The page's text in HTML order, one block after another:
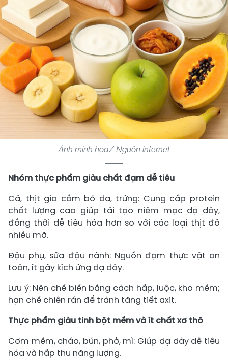
Ảnh minh họa/ Nguồn internet
Nhóm thực phẩm giàu chất đạm dễ tiêu
Cá, thịt gia cầm bỏ da, trứng: Cung cấp protein
chất lượng cao giúp tái tạo niêm mạc dạ dày,
đồng thời dễ tiêu hóa hơn so với các loại thịt đỏ
nhiều mỡ.
Đậu phụ, sữa đậu nành: Nguồn đạm thực vật an
toàn, ít gây kích ứng dạ dày.
Lưu ý: Nên chế biến bằng cách hấp, luộc, kho mềm;
hạn chế chiên rán để tránh tăng tiết axit.
Thực phẩm giàu tinh bột mềm và ít chất xơ thô
Cơm mềm, cháo, bún, phở, mì: Giúp dạ dày dễ tiêu
hóa và hấp thu năng lượng.